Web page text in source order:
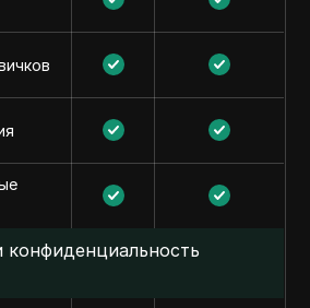
конфиденциальность